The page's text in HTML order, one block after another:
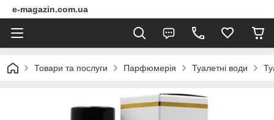
e-magazin.com.ua
Товари та послуги Парфюмерія Туалетні води